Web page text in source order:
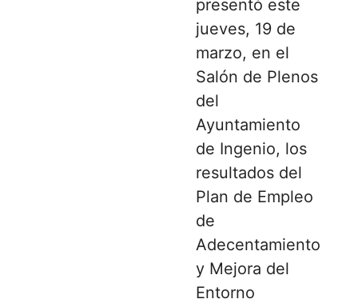
presentó este
jueves, 19 de
marzo, en el
Salón de Plenos
del
Ayuntamiento
de Ingenio, los
resultados del
Plan de Empleo
de
Adecentamiento
y Mejora del
Entorno